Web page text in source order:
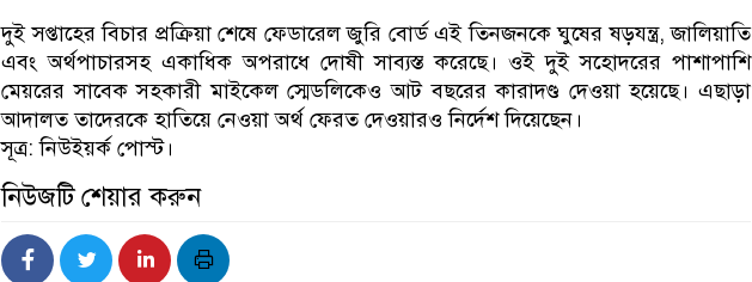
দুই সপ্তাহের বিচার প্রক্রিয়া শেষে ফেডারেল জুরি বোর্ড এই তিনজনকে ঘুষের ষড়যন্ত্র, জালিয়াতি
এবং অর্থপাচারসহ একাধিক অপরাধে দোষী সাব্যস্ত করেছে। ওই দুই সহোদরের পাশাপাশি
মেয়রের সাবেক সহকারী মাইকেল স্মেডলিকেও আট বছরের কারাদণ্ড দেওয়া হয়েছে। এছাড়া
আদালত তাদেরকে হাতিয়ে নেওয়া অর্থ ফেরত দেওয়ারও নির্দেশ দিয়েছেন।
সূত্র: নিউইয়র্ক পোস্ট।
নিউজটি শেয়ার করুন